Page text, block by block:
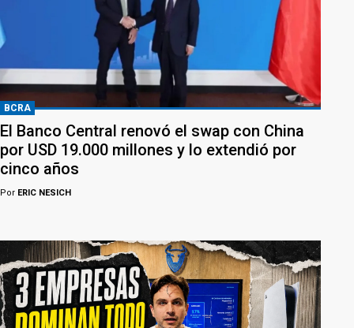
BCRA
El Banco Central renovó el swap con China
por USD 19.000 millones y lo extendió por
cinco años
Por ERIC NESICH